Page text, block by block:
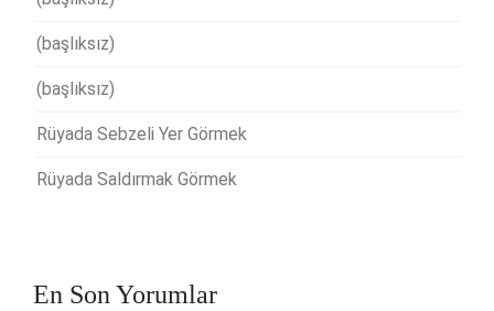
(başlıksız)
(başlıksız)
Rüyada Sebzeli Yer Görmek
Rüyada Saldırmak Görmek
En Son Yorumlar